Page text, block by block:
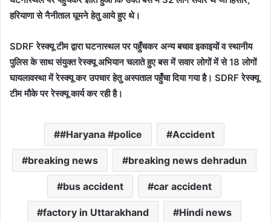
हरियाणा से नैनीताल घूमने हेतु आये हुए थे।
SDRF रेस्क्यू टीम द्वारा घटनास्थल पर पहुँचकर अन्य बचाव इकाइयों व स्थानीय
पुलिस के साथ संयुक्त रेस्क्यू अभियान चलाते हुए बस में सवार लोगों में से 18 लोगों
घायलावस्था में रेस्क्यू कर उपचार हेतु अस्पताल पहुँचा दिया गया है। SDRF रेस्क्यू
टीम मौके पर रेस्क्यू कार्य कर रही है।
#Haryana #police Accident
breaking news breaking news dehradun
bus accident car accident
factory in Uttarakhand Hindi news